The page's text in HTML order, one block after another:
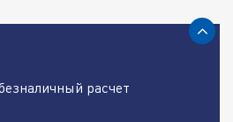
расчет